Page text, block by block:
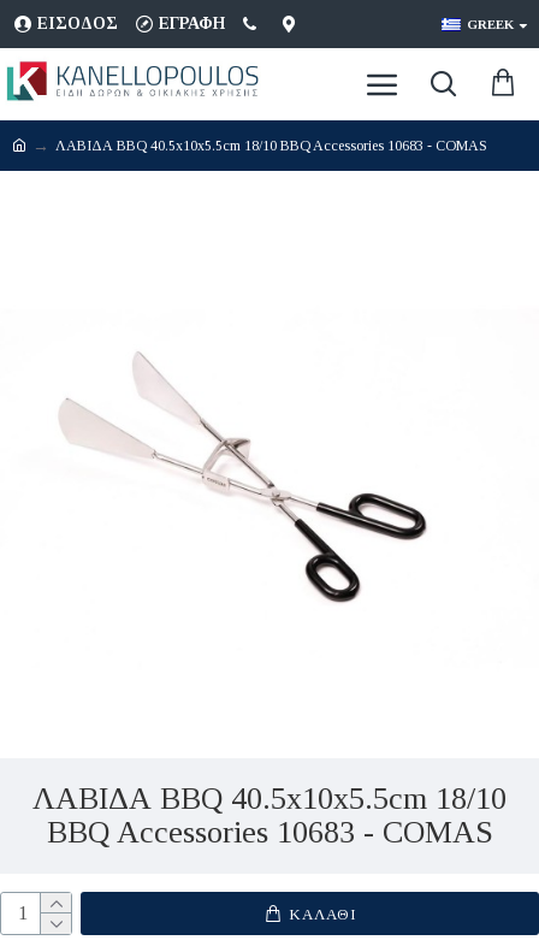
ΕΊΣΟΔΟΣ ΕΓΡΑΦΉ GREEK
ΛΑΒΙΔΑ BBQ 40.5x10x5.5cm 18/10 BBQ Accessories 10683 - COMAS
ΛΑΒΙΔΑ BBQ 40.5x10x5.5cm 18/10
BBQ Accessories 10683 - COMAS
ΚΑΛΆΘΙ